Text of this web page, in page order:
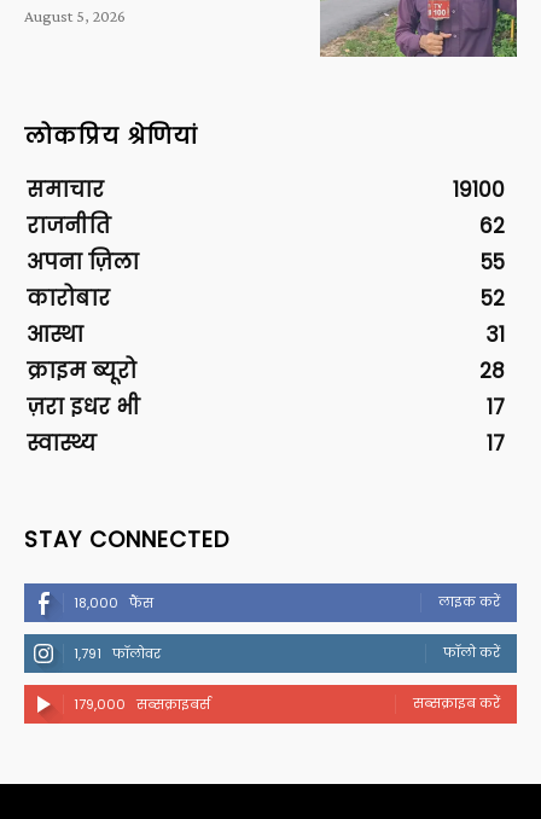
August 5, 2026
लोकप्रिय श्रेणियां
समाचार
19100
राजनीति
62
अपना ज़िला
55
कारोबार
52
आस्था
31
क्राइम ब्यूरो
28
ज़रा इधर भी
17
स्वास्थ्य
17
STAY CONNECTED
18,000 फैंस लाइक करें
1,791 फॉलोवर फॉलो करें
179,000 सब्सक्राइबर्स सब्सक्राइब करें